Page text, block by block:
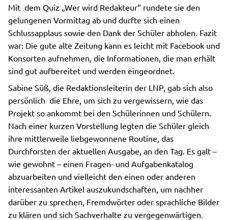
Mit dem Quiz „Wer wird Redakteur“ rundete sie den
gelungenen Vormittag ab und durfte sich einen
Schlussapplaus sowie den Dank der Schüler abholen. Fazit
war: Die gute alte Zeitung kann es leicht mit Facebook und
Konsorten aufnehmen, die Informationen, die man erhält
sind gut aufbereitet und werden eingeordnet.
Sabine Süß, die Redaktionsleiterin der LNP, gab sich also
persönlich die Ehre, um sich zu vergewissern, wie das
Projekt so ankommt bei den Schülerinnen und Schülern.
Nach einer kurzen Vorstellung legten die Schüler gleich
ihre mittlerweile liebgewonnene Routine, das
Durchforsten der aktuellen Ausgabe, an den Tag. Es galt –
wie gewohnt – einen Fragen- und Aufgabenkatalog
abzuarbeiten und vielleicht den einen oder anderen
interessanten Artikel auszukundschaften, um nachher
darüber zu sprechen, Fremdwörter oder sprachliche Bilder
zu klären und sich Sachverhalte zu vergegenwärtigen.